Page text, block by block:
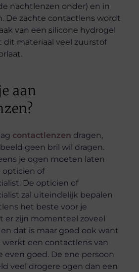
nachtlenzen onder) en in
De zachte contactlens wordt
van een silicone hydrogel
dit materiaal veel zuurstof
aan
contactlenzen dragen,
geen bril wil dragen.
je ogen moeten laten
opticien of
De opticien of
zal uiteindelijk bepalen
het beste voor je
er zijn momenteel zoveel
dat is maar goed ook want
een contactlens van
even goed. De ene persoon
veel drogere ogen dan een